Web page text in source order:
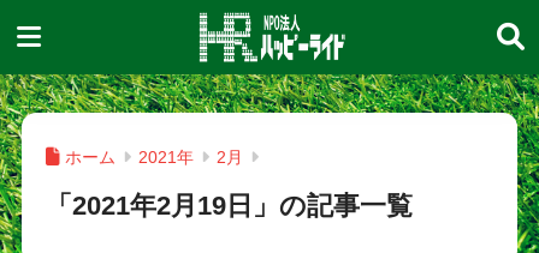
ホーム 2021年 2月
「2021年2月19日」の記事一覧